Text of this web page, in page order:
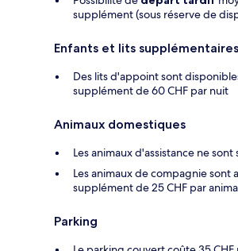
supplément (sous réserve de
Enfants et lits supplémentaires
Des lits d'appoint sont
supplément de 60 CHF par nuit
Animaux domestiques
Les animaux d'assistance ne sont
Les animaux de compagnie sont
supplément de 25 CHF par
Parking